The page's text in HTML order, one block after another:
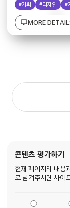
#기획 #디자인 #
desktop_windowsMORE
콘텐츠 평가하기
현재 페이지의 내용
로 남겨주시면 사이